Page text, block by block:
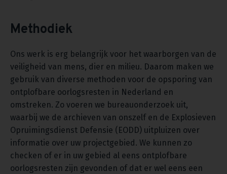
Methodiek
Ons werk is erg belangrijk voor het waarborgen van de
veiligheid van mens, dier en milieu. Daarom maken we
gebruik van diverse methoden voor de opsporing van
ontplofbare oorlogsresten in Nederland en
omstreken. Zo voeren we bureauonderzoek uit,
waarbij we de archieven van onszelf en de Explosieven
Opruimingsdienst Defensie (EODD) uitpluizen over
informatie over uw projectgebied. We kunnen zo
checken of er in uw gebied al eens ontplofbare
oorlogsresten zijn gevonden of dat er wel eens een